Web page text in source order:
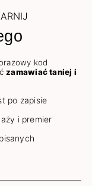
kod
zamawiać taniej i
po zapisie
i premier